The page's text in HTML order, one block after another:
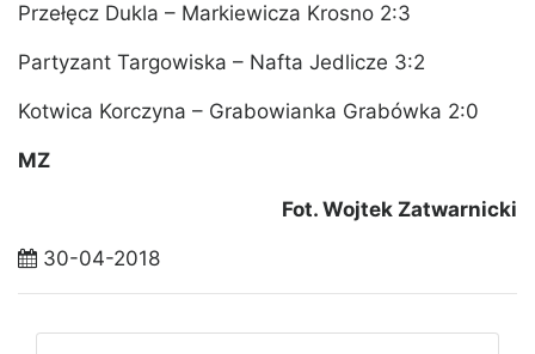
Przełęcz Dukla – Markiewicza Krosno 2:3
Partyzant Targowiska – Nafta Jedlicze 3:2
Kotwica Korczyna – Grabowianka Grabówka 2:0
MZ
Fot. Wojtek Zatwarnicki
30-04-2018